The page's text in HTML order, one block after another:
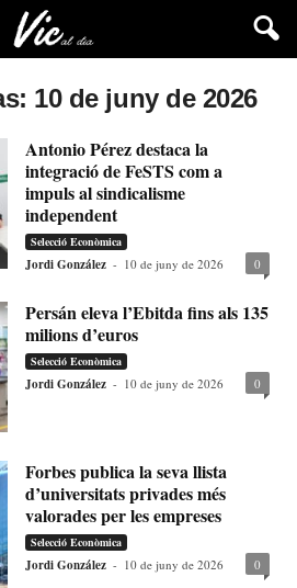
10 de juny de 2026
Antonio Pérez destaca la
integració de FeSTS com a
impuls al sindicalisme
independent
Selecció Econòmica
Jordi González - 10 de juny de 2026 0
Persán eleva l’Ebitda fins als 135
milions d’euros
Selecció Econòmica
Jordi González - 10 de juny de 2026 0
Forbes publica la seva llista
d’universitats privades més
valorades per les empreses
Selecció Econòmica
Jordi González - 10 de juny de 2026 0